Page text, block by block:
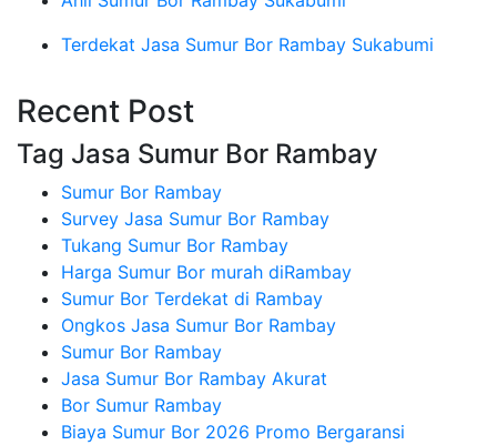
Terdekat Jasa Sumur Bor Rambay Sukabumi
Recent Post
Tag Jasa Sumur Bor Rambay
Sumur Bor Rambay
Survey Jasa Sumur Bor Rambay
Tukang Sumur Bor Rambay
Harga Sumur Bor murah diRambay
Sumur Bor Terdekat di Rambay
Ongkos Jasa Sumur Bor Rambay
Sumur Bor Rambay
Jasa Sumur Bor Rambay Akurat
Bor Sumur Rambay
Biaya Sumur Bor 2026 Promo Bergaransi